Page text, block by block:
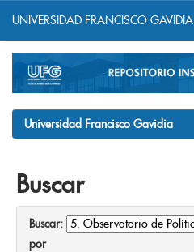
navigation
UNIVERSIDAD FRANCISCO GAVIDIA
Universidad Francisco Gavidia
Buscar
Buscar:
por